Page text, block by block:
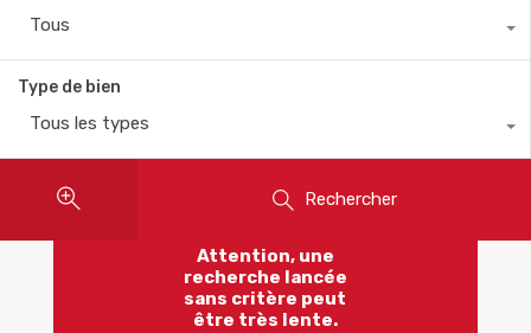
Tous
Type de bien
Tous les types
Rechercher
Attention, une
recherche lancée
sans critère peut
être très lente.